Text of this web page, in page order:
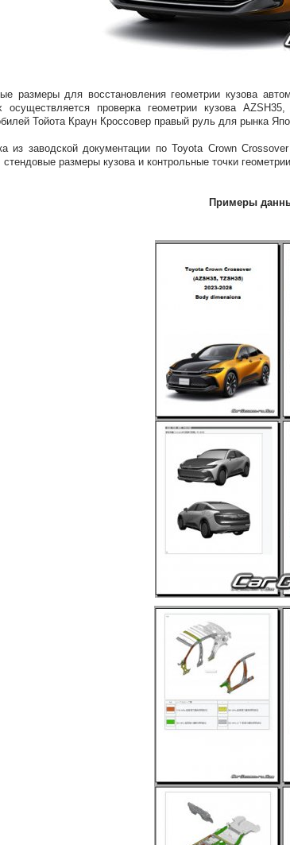
размеры для восстановления геометрии кузова
осуществляется проверка геометрии кузова
Тойота Краун Кроссовер правый руль для рынка
из заводской документации по Toyota Crown
стендовые размеры кузова и контрольные точки
Примеры